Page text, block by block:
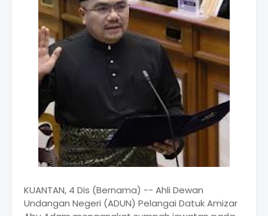
KUANTAN, 4 Dis (Bernama) -- Ahli Dewan
Undangan Negeri (ADUN) Pelangai Datuk Amizar